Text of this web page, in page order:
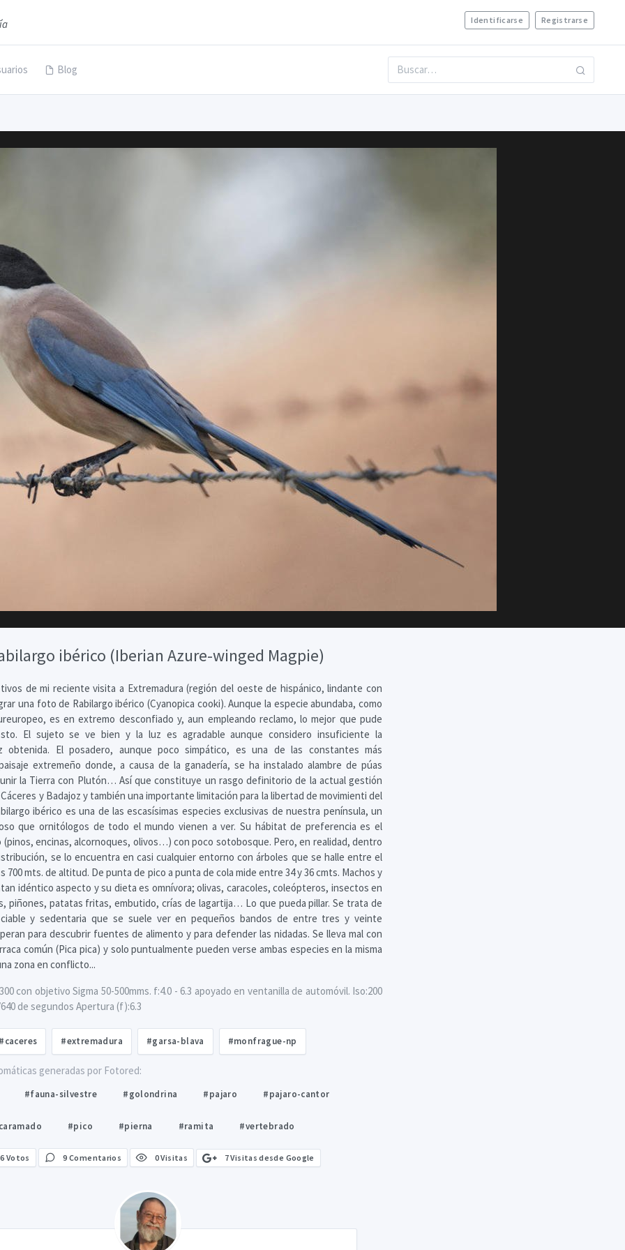
Identificarse Registrarse
Blog
ibérico (Iberian Azure-winged Magpie)
de mi reciente visita a Extremadura (región del oeste de hispánico, lindante con
una foto de Rabilargo ibérico (Cyanopica cooki). Aunque la especie abundaba, como
es en extremo desconfiado y, aun empleando reclamo, lo mejor que pude
El sujeto se ve bien y la luz es agradable aunque considero insuficiente la
obtenida. El posadero, aunque poco simpático, es una de las constantes más
extremeño donde, a causa de la ganadería, se ha instalado alambre de púas
la Tierra con Plutón… Así que constituye un rasgo definitorio de la actual gestión
y Badajoz y también una importante limitación para la libertad de movimienti del
ibérico es una de las escasísimas especies exclusivas de nuestra península, un
que ornitólogos de todo el mundo vienen a ver. Su hábitat de preferencia es el
(pinos, encinas, alcornoques, olivos…) con poco sotobosque. Pero, en realidad, dentro
se lo encuentra en casi cualquier entorno con árboles que se halle entre el
700 mts. de altitud. De punta de pico a punta de cola mide entre 34 y 36 cmts. Machos y
idéntico aspecto y su dieta es omnívora; olivas, caracoles, coleópteros, insectos en
piñones, patatas fritas, embutido, crías de lagartija… Lo que pueda pillar. Se trata de
y sedentaria que se suele ver en pequeños bandos de entre tres y veinte
para descubrir fuentes de alimento y para defender las nidadas. Se lleva mal con
común (Pica pica) y solo puntualmente pueden verse ambas especies en la misma
zona en conflicto...
con objetivo Sigma 50-500mms. f:4.0 - 6.3 apoyado en ventanilla de automóvil. Iso:200
de segundos Apertura (f):6.3
#extremadura #garsa-blava #monfrague-np
generadas por Fotored:
#fauna-silvestre #golondrina #pajaro #pajaro-cantor
#pico #pierna #ramita #vertebrado
6 Votos 9 Comentarios 0 Visitas 7 Visitas desde Google